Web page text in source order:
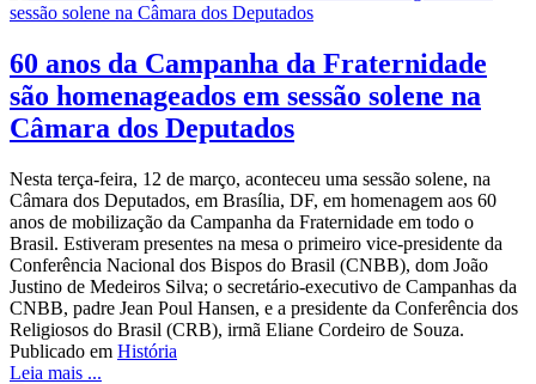
60 anos da Campanha da Fraternidade
são homenageados em sessão solene na
Câmara dos Deputados
Nesta terça-feira, 12 de março, aconteceu uma sessão solene, na
Câmara dos Deputados, em Brasília, DF, em homenagem aos 60
anos de mobilização da Campanha da Fraternidade em todo o
Brasil. Estiveram presentes na mesa o primeiro vice-presidente da
Conferência Nacional dos Bispos do Brasil (CNBB), dom João
Justino de Medeiros Silva; o secretário-executivo de Campanhas da
CNBB, padre Jean Poul Hansen, e a presidente da Conferência dos
Religiosos do Brasil (CRB), irmã Eliane Cordeiro de Souza.
Publicado em História
Leia mais ...